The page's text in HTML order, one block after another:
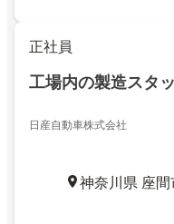
正社員
工場内の製造スタ
日産自動車株式会社
神奈川県 座